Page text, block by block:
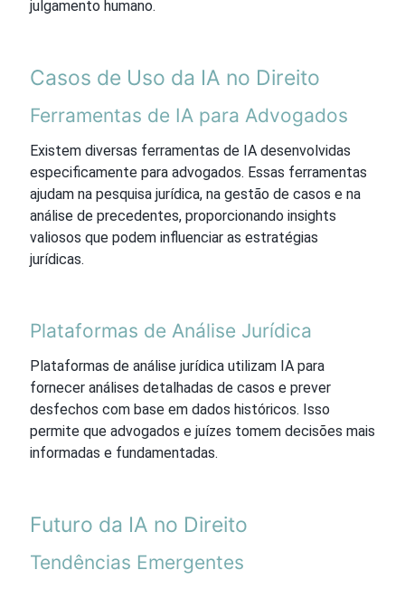
julgamento humano.
Casos de Uso da IA no Direito
Ferramentas de IA para Advogados
Existem diversas ferramentas de IA desenvolvidas
especificamente para advogados. Essas ferramentas
ajudam na pesquisa jurídica, na gestão de casos e na
análise de precedentes, proporcionando insights
valiosos que podem influenciar as estratégias
jurídicas.
Plataformas de Análise Jurídica
Plataformas de análise jurídica utilizam IA para
fornecer análises detalhadas de casos e prever
desfechos com base em dados históricos. Isso
permite que advogados e juízes tomem decisões mais
informadas e fundamentadas.
Futuro da IA no Direito
Tendências Emergentes